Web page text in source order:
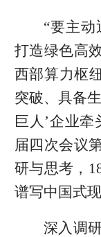
“要主
打造绿色高
西部算力枢
突破、具备
巨人’企业
届四次会议
研与思考，
谱写中国式
深入调